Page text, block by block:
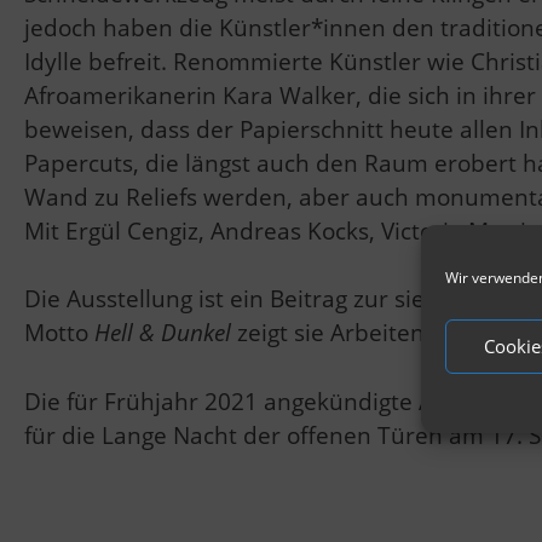
Wir
jedoch haben die Künstler*innen den
Idylle befreit. Renommierte Künstler wie
Afroamerikanerin Kara Walker, die sich in
beweisen, dass der Papierschnitt heute allen
Papercuts, die längst auch den Raum erobert
Wand zu Reliefs werden, aber auch
Mit Ergül Cengiz, Andreas Kocks, Victoria
Die Ausstellung ist ein Beitrag zur siebten
Motto Hell & Dunkel zeigt sie Arbeiten aus
Die für Frühjahr 2021 angekündigte Ausstellung
für die Lange Nacht der offenen Türen am 17.